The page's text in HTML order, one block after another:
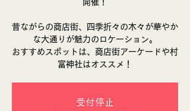
開催！
昔ながらの商店街、四季折々の木々が華やか
な大通りが魅力のロケーション。
おすすめスポットは、商店街アーケードや村
富神社はオススメ！
受付停止